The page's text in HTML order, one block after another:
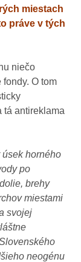
miestach
práve v tých
niečo
O tom
tá antireklama
horného
po
brehy
miestami
svojej
neogénu